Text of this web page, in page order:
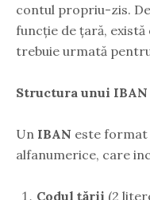
contul propriu-zis.
funcție de țară,
trebuie urmată
Structura unui IBAN
Un IBAN este
alfanumerice, care
Codul țării (2